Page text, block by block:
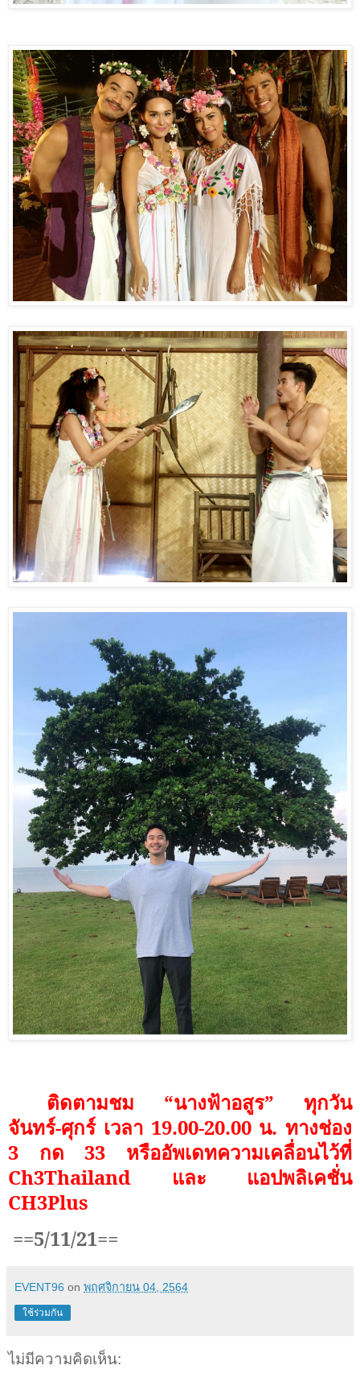
ติดตามชม “นางฟ้าอสูร”
ทุกวัน
จันทร์-ศุกร์ เวลา 19.00-20.00 น. ทางช่อง
3 กด33 หรืออัพเดทความเคลื่อนไว้ที่
Ch3Thailand และ แอปพลิเคชั่น
CH3Plus
==5/11/21==
EVENT96 on พฤศจิกายน 04, 2564
ใช้ร่วมกัน
ไม่มีความคิดเห็น: